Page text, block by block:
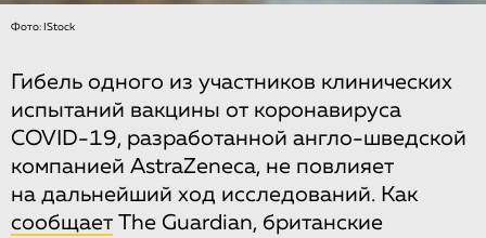
Фото: IStock
Гибель одного из участников клинических
испытаний вакцины от коронавируса
COVID-19, разработанной англо-шведской
компанией AstraZeneca, не повлияет
на дальнейший ход исследований. Как
сообщает The Guardian, британские